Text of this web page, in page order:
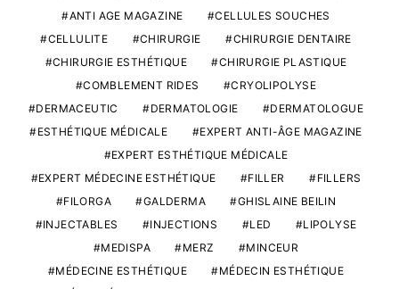
ANTI AGE MAGAZINE
CELLULES SOUCHES
CELLULITE
CHIRURGIE
CHIRURGIE DENTAIRE
CHIRURGIE ESTHÉTIQUE
CHIRURGIE PLASTIQUE
COMBLEMENT RIDES
CRYOLIPOLYSE
DERMACEUTIC
DERMATOLOGIE
DERMATOLOGUE
ESTHÉTIQUE MÉDICALE
EXPERT ANTI-ÂGE MAGAZINE
EXPERT ESTHÉTIQUE MÉDICALE
EXPERT MÉDECINE ESTHÉTIQUE
FILLER
FILLERS
FILORGA
GALDERMA
GHISLAINE BEILIN
INJECTABLES
INJECTIONS LED
LIPOLYSE
MEDISPA
MERZ
MINCEUR
MÉDECINE ESTHÉTIQUE
MÉDECIN ESTHÉTIQUE